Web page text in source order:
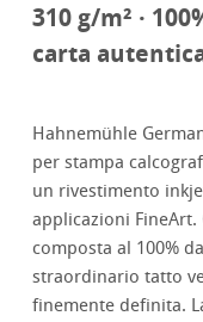
310 g/m² ·
carta
Hahnemühle
per stampa
un rivestimento
applicazioni FineArt.
composta al 100%
straordinario tatto
finemente definita.